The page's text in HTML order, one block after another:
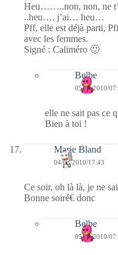
Heu……..non, non, ne
..heu…. j’ai… heu…
Pff, elle est déjà parti,
avec les femmes.
Signé : Caliméro 🙂
Belbe
05/03/2010/
elle ne sait pas ce
Bien à toi !
Marie Bland
04/03/2010/17:43
Ce soir, oh là là, je ne
Bonne soiré€ donc
Belbe
05/03/2010/